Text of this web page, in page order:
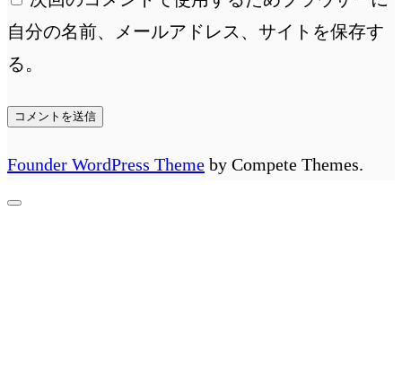
自分の名前、メールアドレス、サイトを保存す
る。
Founder WordPress Theme by Compete Themes.
先